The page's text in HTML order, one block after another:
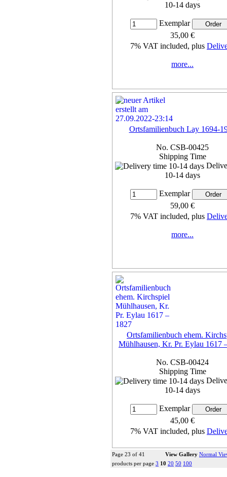
10-14 days
Exemplar
35,00 €
7% VAT included, plus
more...
Ortsfamilienbuch Lay 1694-
No. CSB-00425
Shipping Time
10-14 days
Exemplar
59,00 €
7% VAT included, plus
more...
Ortsfamilienbuch ehem.
Mühlhausen, Kr. Pr. Eylau 1617
No. CSB-00424
Shipping Time
10-14 days
Exemplar
45,00 €
7% VAT included, plus
more...
Page 23 of 41 View Gallery Normal
products per page 3 10 20 50 100